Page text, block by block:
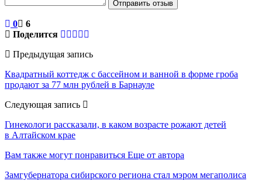
Отправить отзыв
0
6
Поделится
Предыдущая запись
Квадратный коттедж с бассейном и ванной в форме гроба
продают за 77 млн рублей в Барнауле
Следующая запись
Гинекологи рассказали, в каком возрасте рожают детей
в Алтайском крае
Вам также могут понравиться Еще от автора
Замгубернатора сибирского региона стал мэром мегаполиса